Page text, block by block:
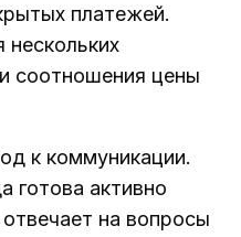
платежей.
соотношения цены
к коммуникации.
готова активно
на вопросы